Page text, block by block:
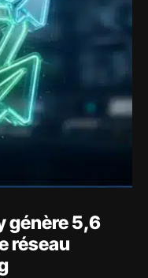
génère 5,6
réseau